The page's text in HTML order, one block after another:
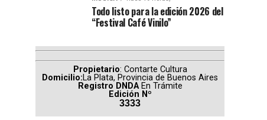
Todo listo para la edición 2026 del
“Festival Café Vinilo”
Propietario: Contarte Cultura
Domicilio:La Plata, Provincia de Buenos Aires
Registro DNDA En Trámite
Edición Nº
3333